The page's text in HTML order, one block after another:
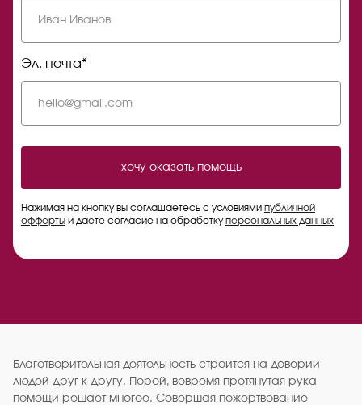
Эл. почта*
хочу оказать помощь
Нажимая на кнопку вы соглашаетесь с условиями публичной
офферты и даете согласие на обработкуперсональных данных
Благотворительная деятельность строится на доверии
людей друг к другу. Порой, вовремя протянутая рука
помощи решает многое. Совершая пожертвование